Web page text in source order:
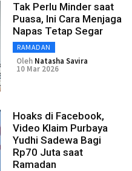
Tak Perlu Minder saat
Puasa, Ini Cara Menjaga
Napas Tetap Segar
RAMADAN
Oleh Natasha Savira
10 Mar 2026
Hoaks di Facebook,
Video Klaim Purbaya
Yudhi Sadewa Bagi
Rp70 Juta saat
Ramadan